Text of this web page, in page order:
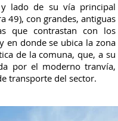
lado de su vía principal
49), con grandes, antiguas
que contrastan con los
en donde se ubica la zona
de la comuna, que, a su
por el moderno tranvía,
transporte del sector.